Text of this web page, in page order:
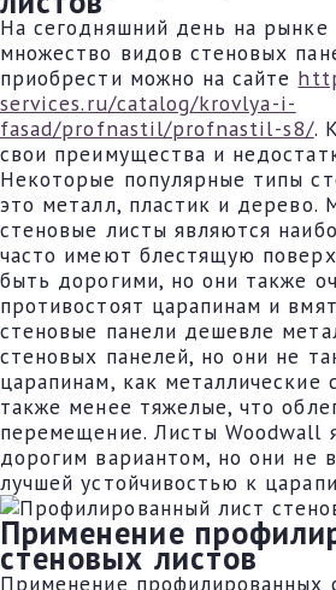
На сегодняшний день на рынке
множество видов стеновых
приобрести можно на сайте
services.ru/catalog/krovlya-i-
fasad/profnastil/profnastil-s8/.
свои преимущества и
Некоторые популярные типы
это металл, пластик и дерево.
стеновые листы являются
часто имеют блестящую
быть дорогими, но они также
противостоят царапинам и
стеновые панели дешевле
стеновых панелей, но они не
царапинам, как металлические
также менее тяжелые, что
перемещение. Листы Woodwall
дорогим вариантом, но они не
лучшей устойчивостью к
Применение
стеновых листов
Применение профилированных